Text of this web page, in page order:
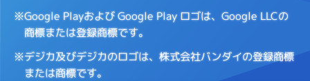
※Google Playおよび Google Play ロゴは、Google LLCの
商標または登録商標です。
※デジカ及びデジカのロゴは、株式会社バンダイの登録商標
または商標です。